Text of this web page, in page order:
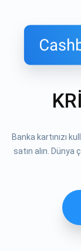
Banka kartınızı
satın alın. Dünya